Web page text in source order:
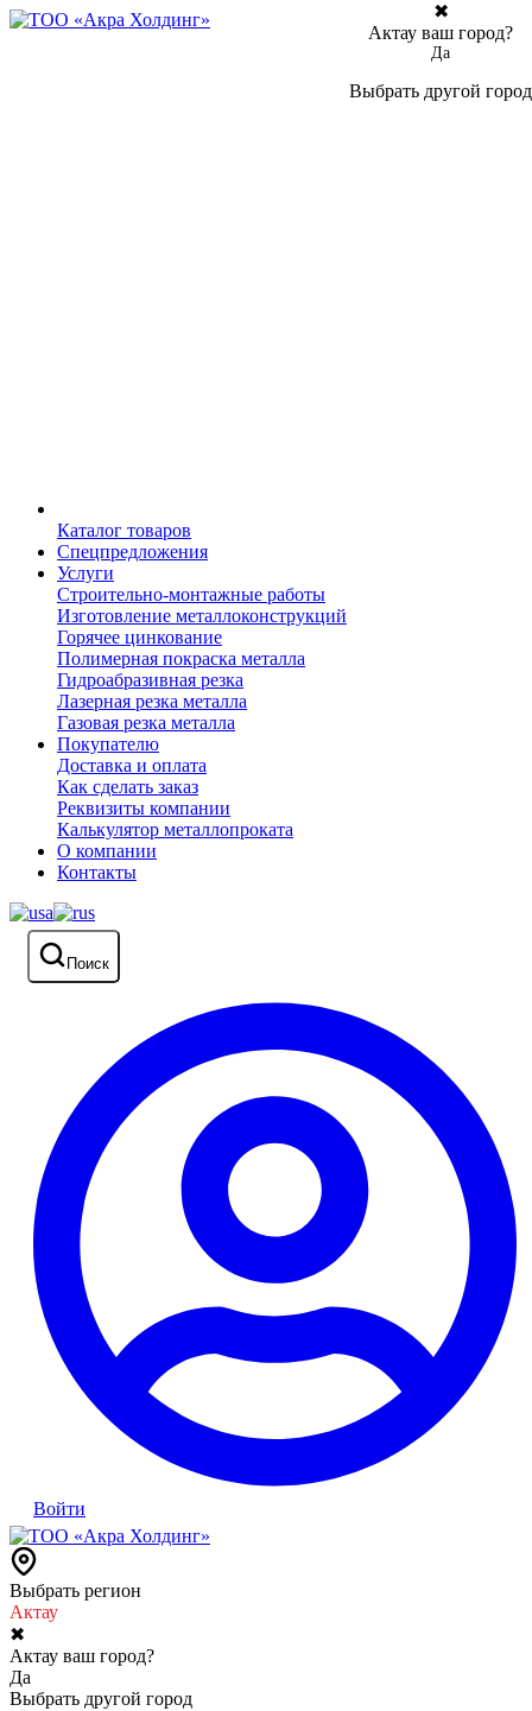
Каталог товаров
Спецпредложения
Услуги
Строительно-монтажные работы
Изготовление металлоконструкций
Горячее цинкование
Полимерная покраска металла
Гидроабразивная резка
Лазерная резка металла
Газовая резка металла
Покупателю
Доставка и оплата
Как сделать заказ
Реквизиты компании
Калькулятор металлопроката
О компании
Контакты
Поиск
Войти
Выбрать регион
Актау
✖
Актау ваш город?
Да
Выбрать другой город
✖
Актау ваш город?
Да
Выбрать другой город